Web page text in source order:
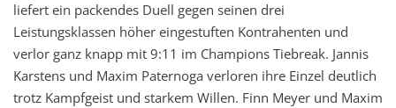
liefert ein packendes Duell gegen seinen drei
Leistungsklassen höher eingestuften Kontrahenten und
verlor ganz knapp mit 9:11 im Champions Tiebreak. Jannis
Karstens und Maxim Paternoga verloren ihre Einzel deutlich
trotz Kampfgeist und starkem Willen. Finn Meyer und Maxim